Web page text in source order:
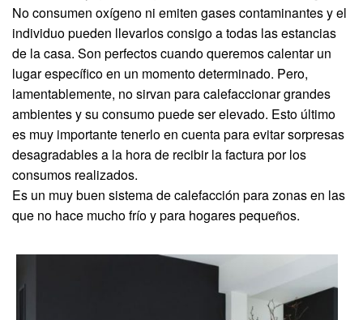
No consumen oxígeno ni emiten gases contaminantes y el
individuo pueden llevarlos consigo a todas las estancias
de la casa. Son perfectos cuando queremos calentar un
lugar específico en un momento determinado. Pero,
lamentablemente, no sirvan para calefaccionar grandes
ambientes y su consumo puede ser elevado. Esto último
es muy importante tenerlo en cuenta para evitar sorpresas
desagradables a la hora de recibir la factura por los
consumos realizados.
Es un muy buen sistema de calefacción para zonas en las
que no hace mucho frío y para hogares pequeños.